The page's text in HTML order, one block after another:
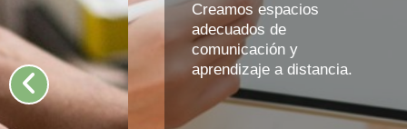
Creamos espacios
adecuados de
comunicación y
aprendizaje a distancia.